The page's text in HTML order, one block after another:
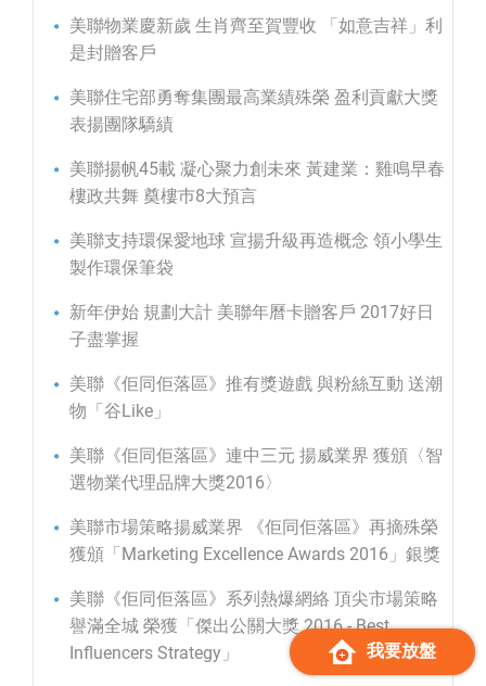
美聯物業慶新歲 生肖齊至賀豐收 「如意吉祥」利
是封贈客戶
美聯住宅部勇奪集團最高業績殊榮 盈利貢獻大獎
表揚團隊驕績
美聯揚帆45載 凝心聚力創未來 黃建業：雞鳴早春
樓政共舞 奠樓巿8大預言
美聯支持環保愛地球 宣揚升級再造概念 領小學生
製作環保筆袋
新年伊始 規劃大計 美聯年曆卡贈客戶 2017好日
子盡掌握
美聯《佢同佢落區》推有獎遊戲 與粉絲互動 送潮
物「谷Like」
美聯《佢同佢落區》連中三元 揚威業界 獲頒〈智
選物業代理品牌大獎2016〉
美聯市場策略揚威業界 《佢同佢落區》再摘殊榮
獲頒「Marketing Excellence Awards 2016」銀獎
美聯《佢同佢落區》系列熱爆網絡 頂尖市場策略
譽滿全城 榮獲「傑出公關大獎 2016 - Best
Influencers Strategy」
我要放盤